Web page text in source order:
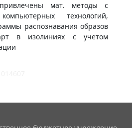
мат. методы с
технологий,
распознавания образов
в изолиниях с учетом